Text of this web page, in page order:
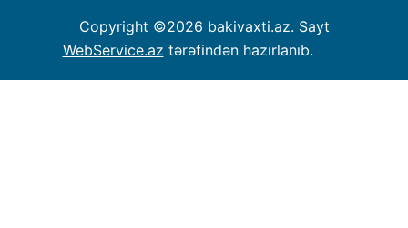
Copyright ©2026 bakivaxti.az. Sayt
WebService.az tərəfindən hazırlanıb.